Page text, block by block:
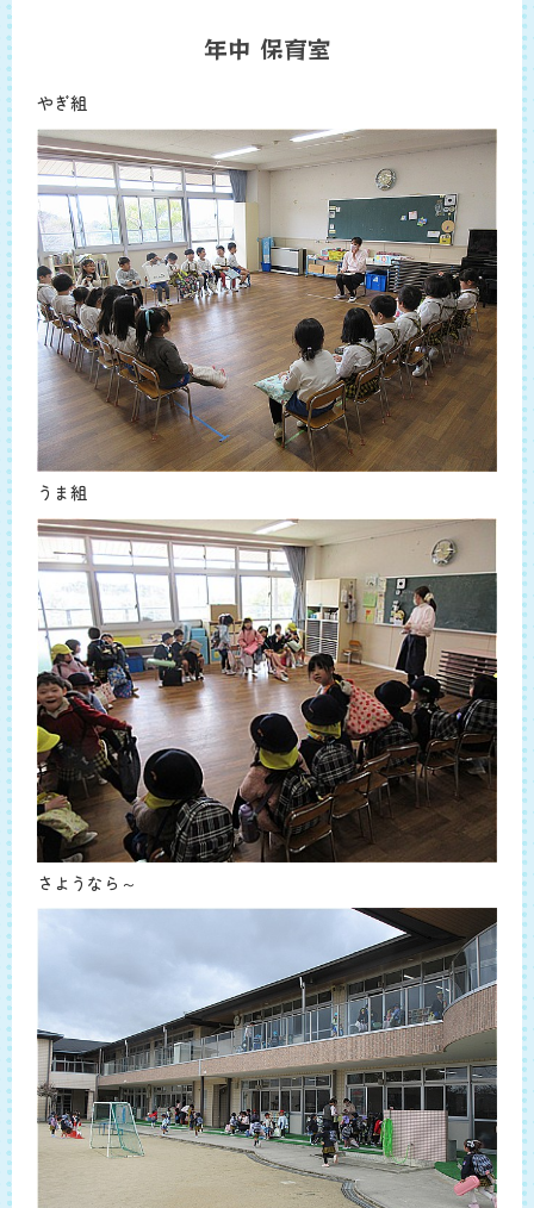
年中 保育室
やぎ組
うま組
さようなら～